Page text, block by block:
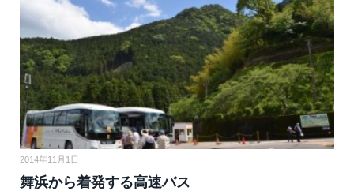
2014年11月1日
舞浜から着発する高速バス